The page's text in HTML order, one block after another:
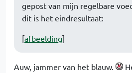
gepost van mijn regelbare
dit is het eindresultaat:
[afbeelding]
Auw, jammer van het blauw.